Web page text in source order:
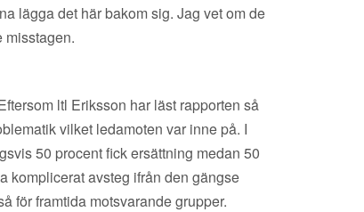
lägga det här bakom sig. Jag vet om de
misstagen.
ltl Eriksson har läst rapporten så
vilket ledamoten var inne på. I
50 procent fick ersättning medan 50
komplicerat avsteg ifrån den gängse
för framtida motsvarande grupper.